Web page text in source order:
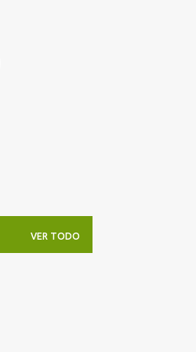
VER TODO